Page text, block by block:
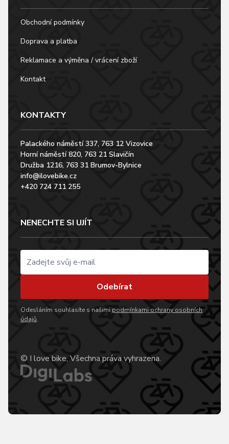
Obchodní podmínky
Doprava a platba
Reklamace a výměna / vrácení zboží
Kontakt
KONTAKTY
Palackého náměstí 337, 763 12 Vizovice
Horní náměstí 820, 763 21 Slavičín
Družba 1216, 763 31 Brumov-Bylnice
info@ilovebike.cz
+420 724 711 255
NENECHTE SI UJÍT
Odebírat
Odesláním souhlasíte s našimi podmínkami ochrany osobních
údajů.
© I love bike, Všechna práva vyhrazena.